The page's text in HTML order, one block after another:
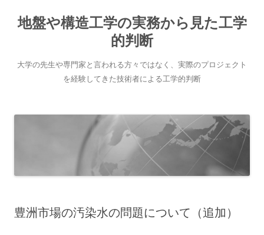
地盤や構造工学の実務から見た工学
的判断
大学の先生や専門家と言われる方々ではなく、実際のプロジェクト
を経験してきた技術者による工学的判断
ン
ツ
へ
プ
豊洲市場の汚染水の問題について（追加）